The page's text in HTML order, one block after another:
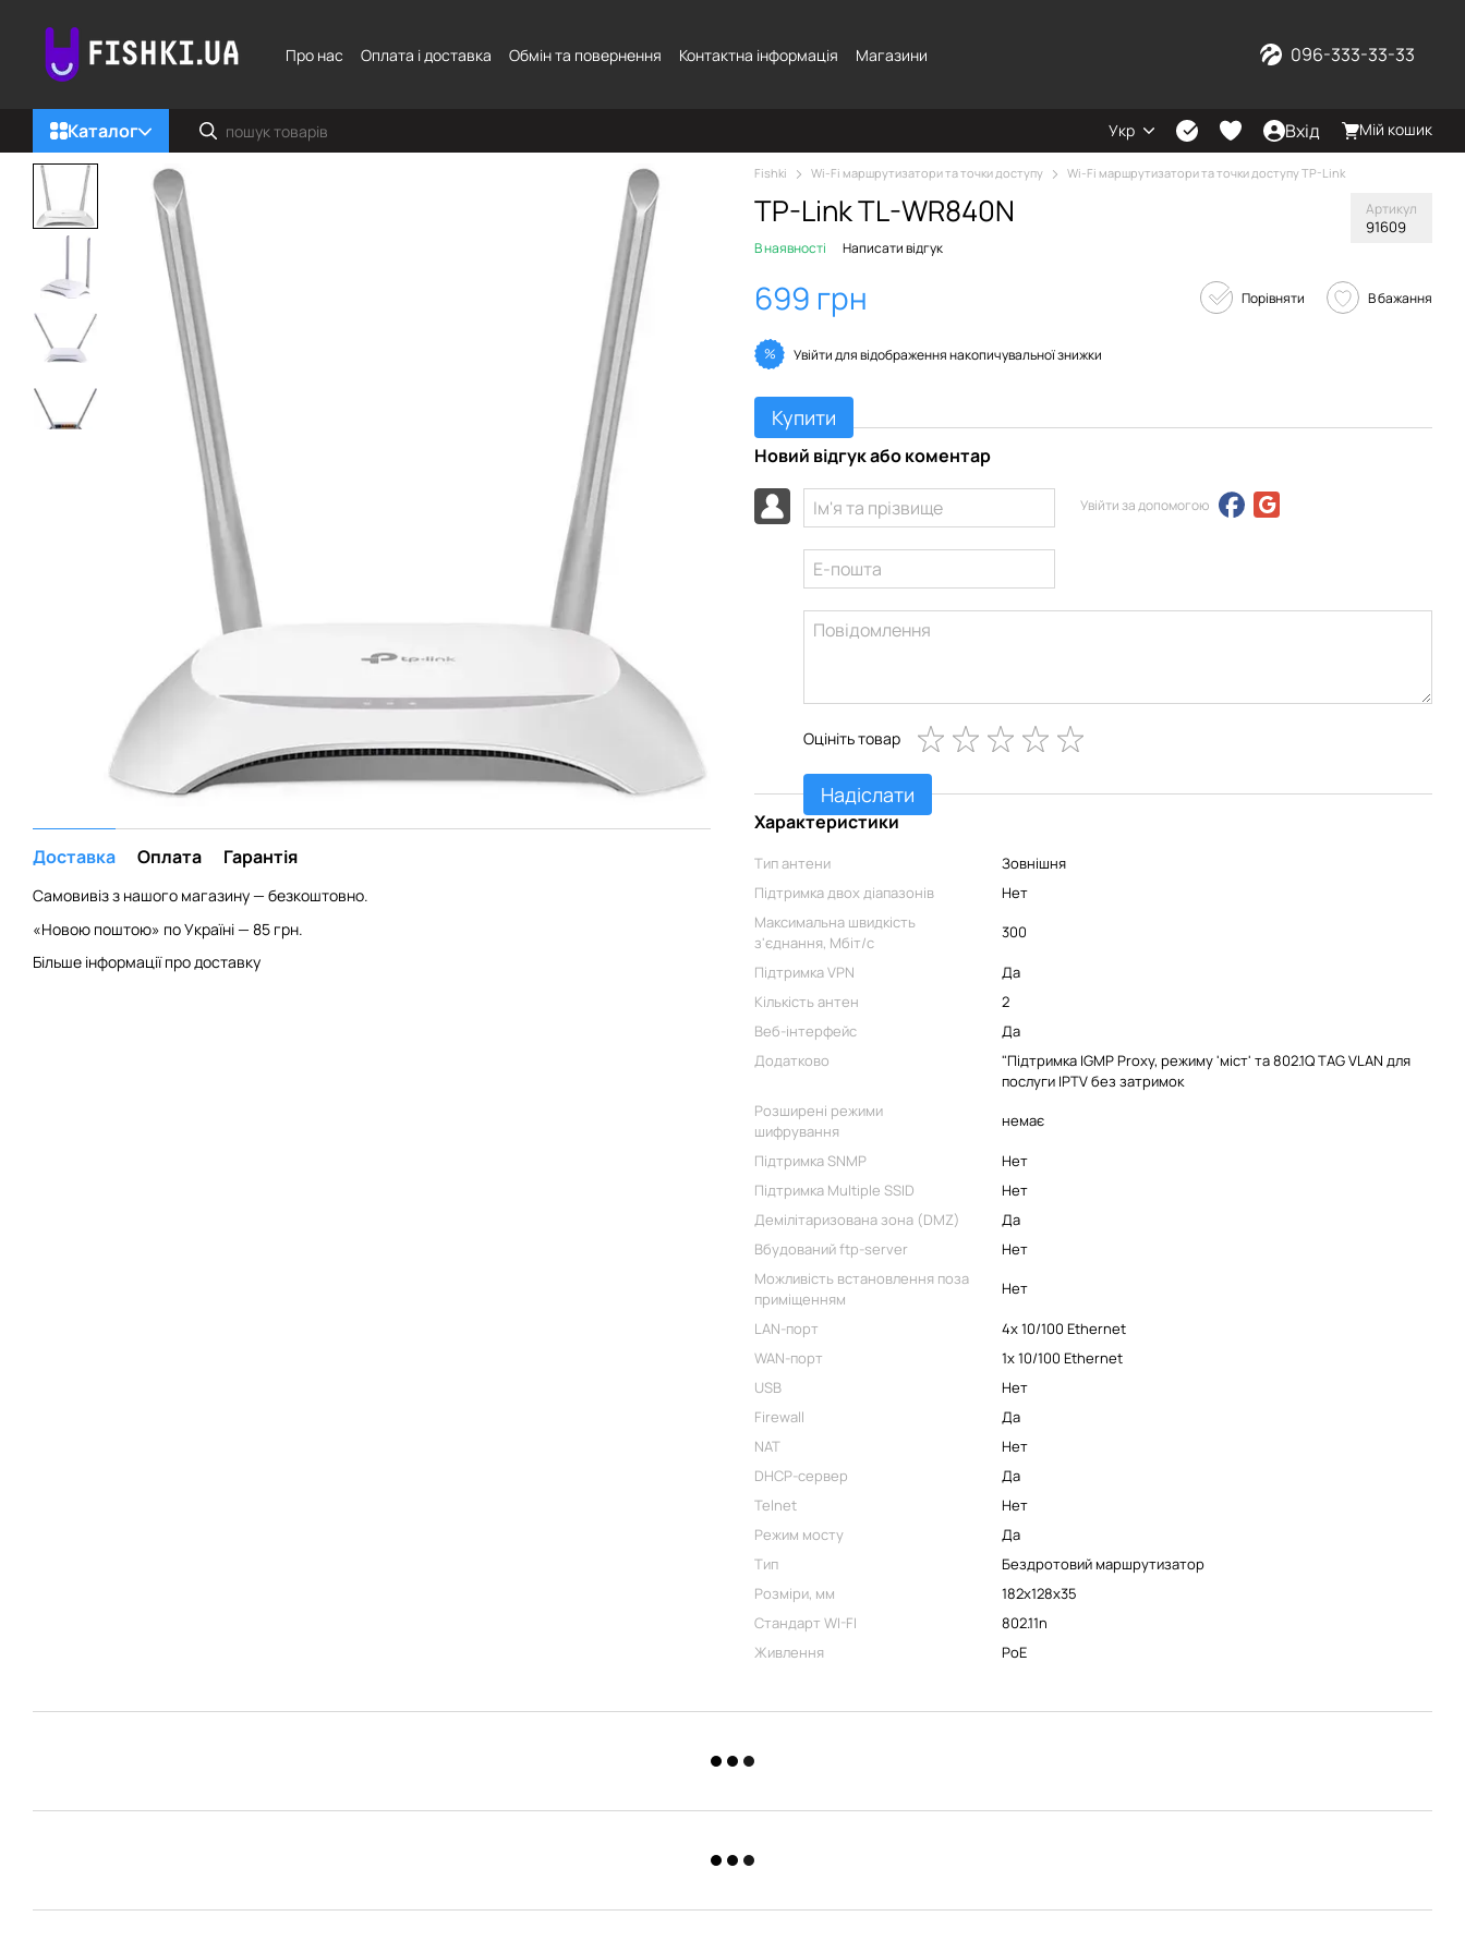
Про нас
Оплата і доставка Обмін та повернення Контактна інформація Магазини 096-333-33-33
Каталог Укр Вхід Мій кошик
Доставка Оплата Гарантія
Самовивіз з нашого магазину — безкоштовно.
«Новою поштою» по Україні — 85 грн.
Більше інформації про доставку
Fishki Wi-Fi маршрутизатори та точки доступу Wi-Fi маршрутизатори та точки доступу TP-Link
TP-Link TL-WR840N Артикул
91609
В наявності Написати відгук
699 грн Порівняти В бажання
% Увійтидля відображення накопичувальної знижки
Купити
Новий відгук або коментар
Увійти за допомогою
Оцініть товар
Надіслати
Характеристики
Тип антени
Зовнішня
Підтримка двох діапазонів
Нет
Максимальна швидкість
з'єднання, Мбіт/с
300
Підтримка VPN
Да
Кількість антен
2
Веб-інтерфейс
Да
Додатково
"Підтримка IGMP Proxy, режиму 'міст' та 802.1Q TAG VLAN для
послуги IPTV без затримок
Розширені режими
шифрування
немає
Підтримка SNMP
Нет
Підтримка Multiple SSID
Нет
Демілітаризована зона (DMZ)
Да
Вбудований ftp-server
Нет
Можливість встановлення поза
приміщенням
Нет
LAN-порт
4x 10/100 Ethernet
WAN-порт
1x 10/100 Ethernet
USB
Нет
Firewall
Да
NAT
Нет
DHCP-сервер
Да
Telnet
Нет
Режим мосту
Да
Тип
Бездротовий маршрутизатор
Розміри, мм
182x128x35
Стандарт WI-FI
802.11n
Живлення
PoE